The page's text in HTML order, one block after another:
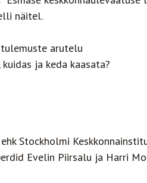
näitel.
arutelu
ja keda kaasata?
Stockholmi
Evelin Piirsalu ja Harri